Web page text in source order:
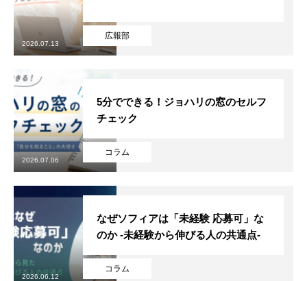
ソフィアについて
ソフィアが手掛ける事業
広報部
2026.07.13
コラム
5分でできる！ジョハリの窓のセルフ
チェック
2026.07.06
コラム
なぜソフィアは「未経験 応募可」な
のか -未経験から伸びる人の共通点-
2026.06.12